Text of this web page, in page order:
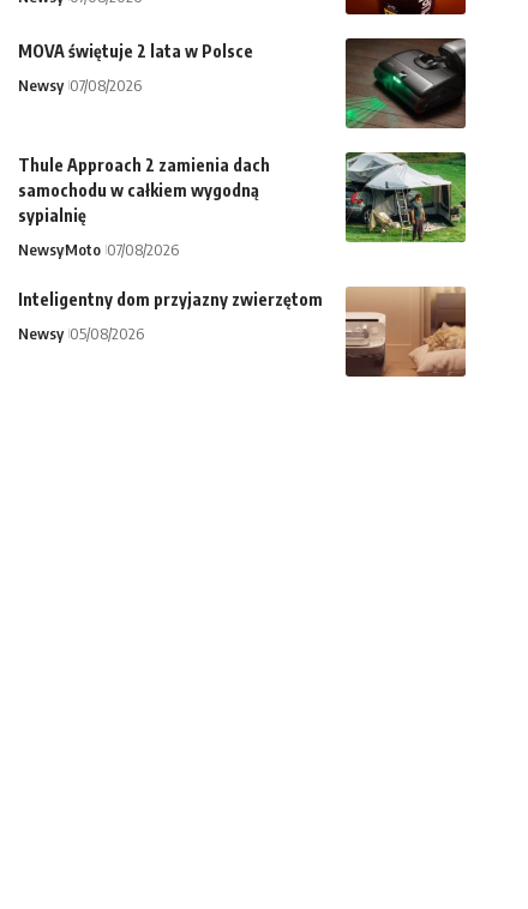
MOVA świętuje 2 lata w Polsce
Newsy 07/08/2026
Thule Approach 2 zamienia dach
samochodu w całkiem wygodną
sypialnię
NewsyMoto 07/08/2026
Inteligentny dom przyjazny zwierzętom
Newsy 05/08/2026